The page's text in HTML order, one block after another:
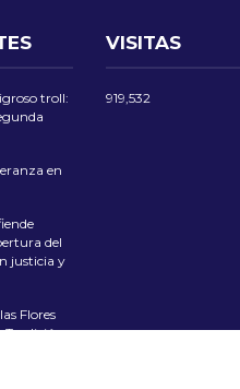
troll:
en
del
justicia y
Flores
Tradición
VISITAS
919,532